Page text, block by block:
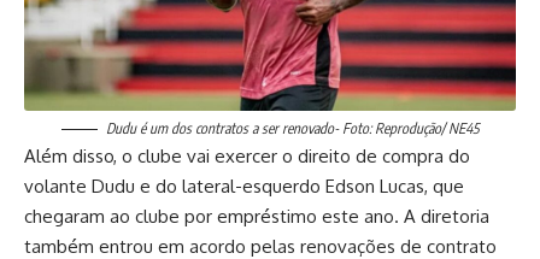
Dudu é um dos contratos a ser renovado- Foto: Reprodução/ NE45
Além disso, o clube vai exercer o direito de compra do
volante Dudu e do lateral-esquerdo Edson Lucas, que
chegaram ao clube por empréstimo este ano. A diretoria
também entrou em acordo pelas renovações de contrato